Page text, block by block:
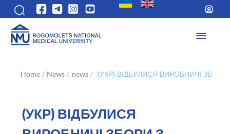
Home / News / news / (УКР) ВІДБУЛИСЯ ВИРОБНИЧІ
(УКР) ВІДБУЛИСЯ